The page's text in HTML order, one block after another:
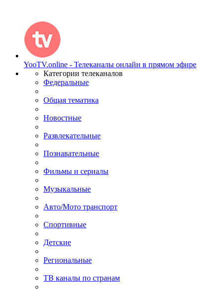
YooTV.online - Телеканалы онлайн в прямом эфире
Категории телеканалов
Федеральные
Общая тематика
Новостные
Развлекательные
Познавательные
Фильмы и сериалы
Музыкальные
Авто/Мото транспорт
Спортивные
Детские
Региональные
ТВ каналы по странам